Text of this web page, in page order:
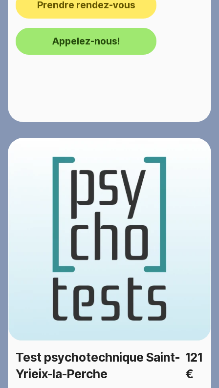
Prendre rendez-vous
Appelez-nous!
Test psychotechnique Saint-
Yrieix-la-Perche
121
€